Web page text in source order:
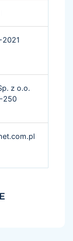
2021
z o.o.
250